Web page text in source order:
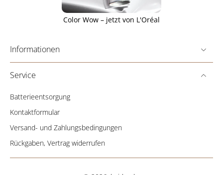
Color Wow – jetzt von L'Oréal
Informationen
Service
Batterieentsorgung
Kontaktformular
Versand- und Zahlungsbedingungen
Rückgaben, Vertrag widerrufen